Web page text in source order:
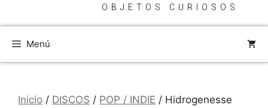
OBJETOS CURIOSOS
Menú
Inicio / DISCOS / POP / INDIE / Hidrogenesse